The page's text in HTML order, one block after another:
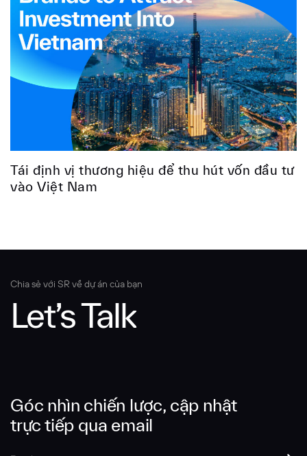
Tái định vị thương hiệu để thu hút vốn đầu tư
vào Việt Nam
Góc nhìn chiến lược, cập nhật
trực tiếp qua email
Chia sẻ với SR về dự án của bạn
Let’s Talk